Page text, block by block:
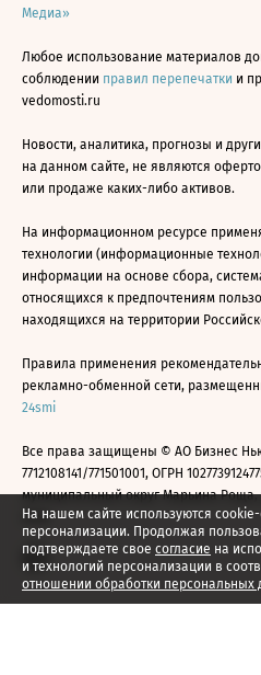
На нашем сайте используются
персонализации. Продолжая
подтверждаете свое согласие на
и технологий персонализации в
отношении обработки персональных
Медиа»
Любое использование материалов
соблюдении правил перепечатки и
vedomosti.ru
Новости, аналитика, прогнозы и
на данном сайте, не являются
или продаже каких-либо активов.
На информационном ресурсе
технологии (информационные
информации на основе сбора,
относящихся к предпочтениям
находящихся на территории
Правила применения
рекламно-обменной сети,
24smi
Все права защищены © АО Бизнес
7712108141/771501001, ОГРН
муниципальный округ Марьина Роща,
2026